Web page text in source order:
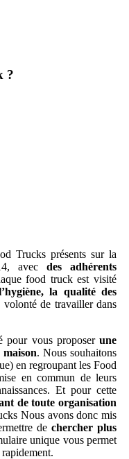
?
Trucks présents sur la
avec des adhérents
food truck est visité
la qualité des
de travailler dans
pour vous proposer une
. Nous souhaitons
en regroupant les Food
en commun de leurs
Et pour cette
de toute organisation
Nous avons donc mis
de chercher plus
unique vous permet